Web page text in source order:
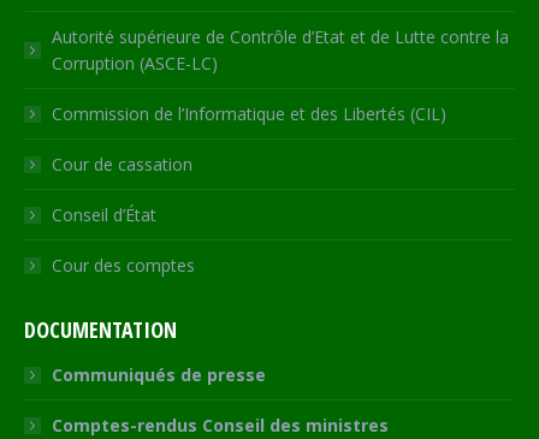
Autorité supérieure de Contrôle d’Etat et de Lutte contre la
Corruption (ASCE-LC)
Commission de l’Informatique et des Libertés (CIL)
Cour de cassation
Conseil d’État
Cour des comptes
DOCUMENTATION
Communiqués de presse
Comptes-rendus Conseil des ministres